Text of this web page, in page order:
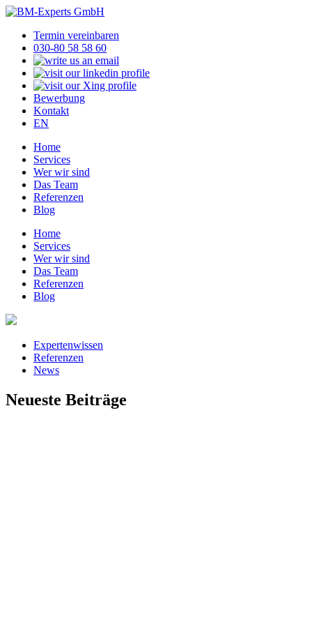
Termin vereinbaren
030-80 58 58 60
Bewerbung
Kontakt
EN
Home
Services
Wer wir sind
Das Team
Referenzen
Blog
Home
Services
Wer wir sind
Das Team
Referenzen
Blog
Expertenwissen
Referenzen
News
Neueste Beiträge